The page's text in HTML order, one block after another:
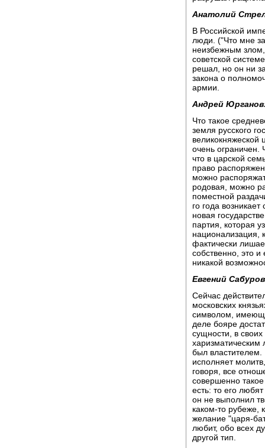
Анатолий
В Российской
люди. ("Что мне
неизбежным злом,
советской
решал, но он ни
закона о
армии.
Андрей
Что такое
земля русского
великокняжеской
очень ограничен.
что в царской
право
можно
родовая, можно
поместной
го года
новая
партия, которая
национализация,
фактически
собственно, это и
никакой
Евгений
Сейчас
московских
символом,
деле бояре
сущности, в
харизматическим
был властителем.
исполняет
говоря, все
совершенно
есть: то его
он не выполнил
каком-то рубеже,
желание "царя-
любит, обо всех
другой тип.